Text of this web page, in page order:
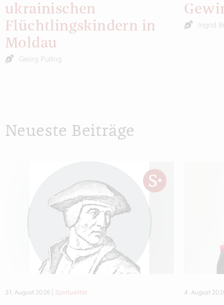
ukrainischen
Flüchtlingskindern in
Moldau
Georg Pulling
Ingrid
Neueste Beiträge
31. August 2026 Spiritualität 4. August